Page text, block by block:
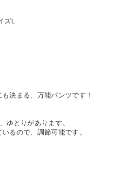
ズL
決まる、万能パンツです！
ゆとりがあります。
るので、調節可能です。